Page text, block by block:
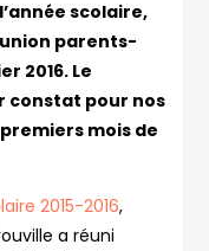
scolaire,
parents-
2016. Le
constat pour nos
mois de
2015-2016,
a réuni